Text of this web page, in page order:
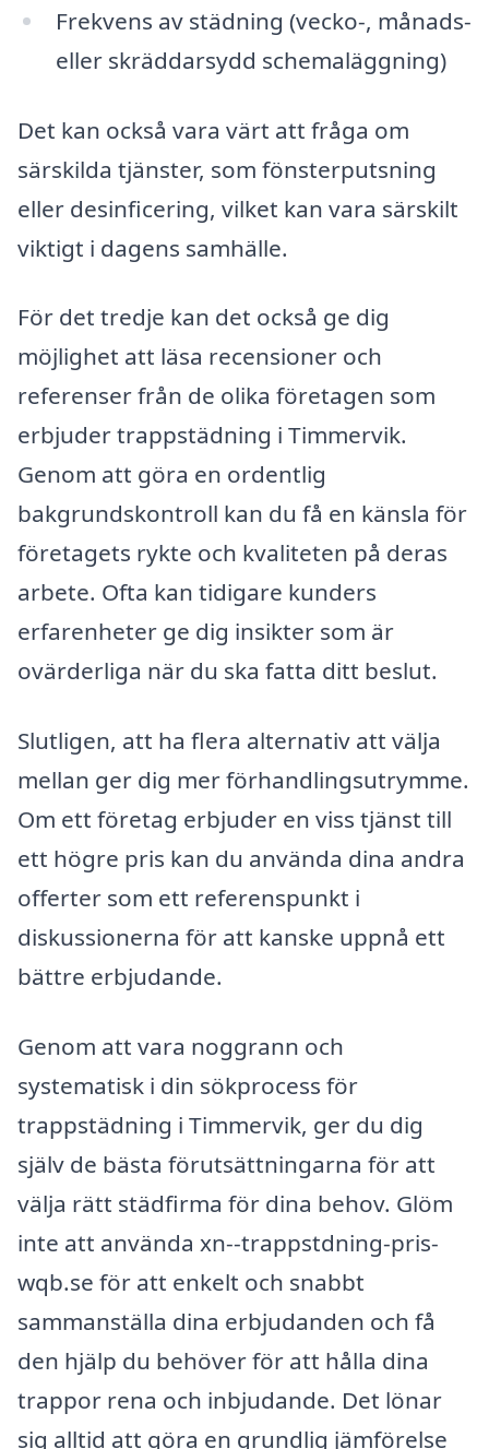
Frekvens av städning (vecko-, månads-
eller skräddarsydd schemaläggning)
Det kan också vara värt att fråga om
särskilda tjänster, som fönsterputsning
eller desinficering, vilket kan vara särskilt
viktigt i dagens samhälle.
För det tredje kan det också ge dig
möjlighet att läsa recensioner och
referenser från de olika företagen som
erbjuder trappstädning i Timmervik.
Genom att göra en ordentlig
bakgrundskontroll kan du få en känsla för
företagets rykte och kvaliteten på deras
arbete. Ofta kan tidigare kunders
erfarenheter ge dig insikter som är
ovärderliga när du ska fatta ditt beslut.
Slutligen, att ha flera alternativ att välja
mellan ger dig mer förhandlingsutrymme.
Om ett företag erbjuder en viss tjänst till
ett högre pris kan du använda dina andra
offerter som ett referenspunkt i
diskussionerna för att kanske uppnå ett
bättre erbjudande.
Genom att vara noggrann och
systematisk i din sökprocess för
trappstädning i Timmervik, ger du dig
själv de bästa förutsättningarna för att
välja rätt städfirma för dina behov. Glöm
inte att använda xn--trappstdning-pris-
wqb.se för att enkelt och snabbt
sammanställa dina erbjudanden och få
den hjälp du behöver för att hålla dina
trappor rena och inbjudande. Det lönar
sig alltid att göra en grundlig jämförelse